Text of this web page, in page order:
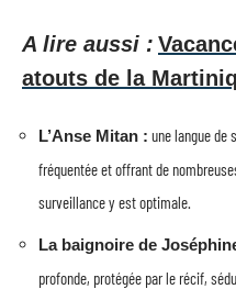
A lire aussi :
atouts de la
L’Anse Mitan : une langue de
fréquentée et offrant de
surveillance y est optimale.
La baignoire de
profonde, protégée par le récif,